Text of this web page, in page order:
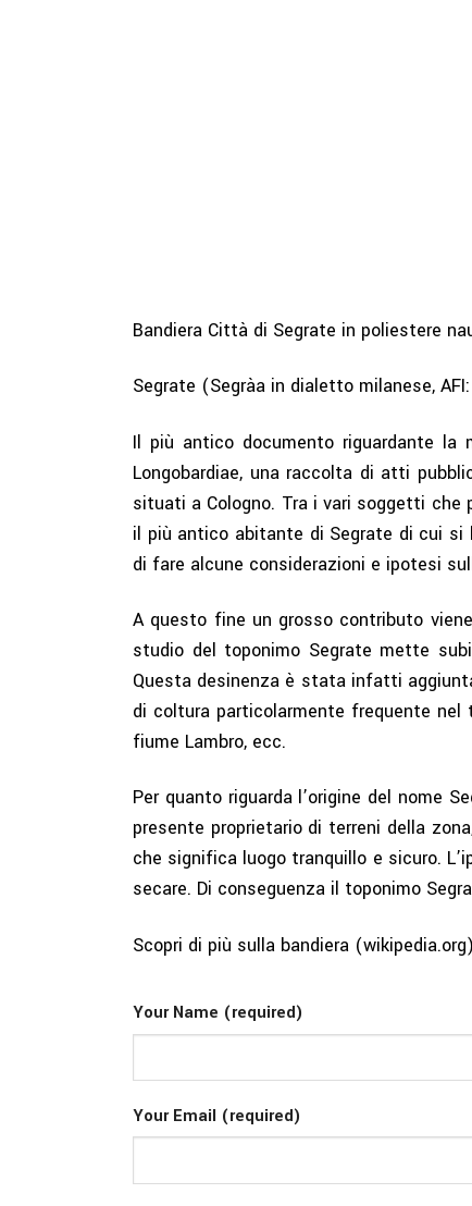
Bandiera Città di Segrate in poliestere
Segrate (Segràa in dialetto milanese,
Il più antico documento riguardante la
Longobardiae, una raccolta di atti
situati a Cologno. Tra i vari soggetti che
il più antico abitante di Segrate di cui si
di fare alcune considerazioni e ipotesi
A questo fine un grosso contributo
studio del toponimo Segrate mette
Questa desinenza è stata infatti
di coltura particolarmente frequente nel
fiume Lambro, ecc.
Per quanto riguarda l’origine del nome
presente proprietario di terreni della
che significa luogo tranquillo e sicuro.
secare. Di conseguenza il toponimo
Scopri di più sulla bandiera (wikipedia.org)
Your Name (required)
Your Email (required)